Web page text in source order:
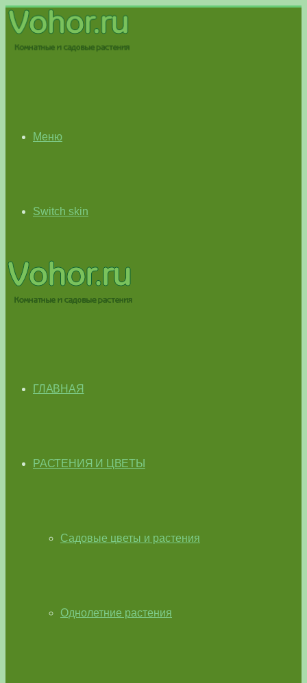
Меню
Switch skin
ГЛАВНАЯ
РАСТЕНИЯ И ЦВЕТЫ
Садовые цветы и растения
Однолетние растения